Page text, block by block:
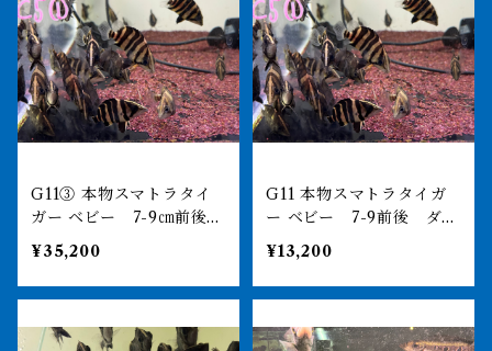
G11③ 本物スマトラタイ
ガー ベビー 7-9㎝前後
3匹セット ダトニオプラス
ワン インドネシア便
¥35,200
G11 本物スマトラタイガ
ー ベビー 7-9前後 ダト
ニオプラスワン インドネ
シア便
¥13,200